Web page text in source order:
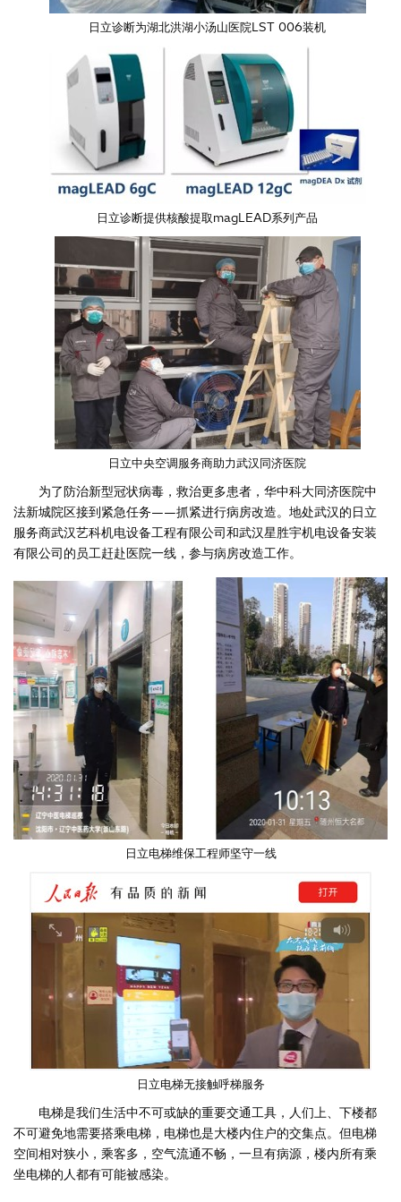
日立诊断为湖北洪湖小汤山医院LST 006装机
日立诊断提供核酸提取magLEAD系列产品
日立中央空调服务商助力武汉同济医院
为了防治新型冠状病毒，救治更多患者，华中科大同济医院中
法新城院区接到紧急任务——抓紧进行病房改造。地处武汉的日立
服务商武汉艺科机电设备工程有限公司和武汉星胜宇机电设备安装
有限公司的员工赶赴医院一线，参与病房改造工作。
日立电梯维保工程师坚守一线
日立电梯无接触呼梯服务
电梯是我们生活中不可或缺的重要交通工具，人们上、下楼都
不可避免地需要搭乘电梯，电梯也是大楼内住户的交集点。但电梯
空间相对狭小，乘客多，空气流通不畅，一旦有病源，楼内所有乘
坐电梯的人都有可能被感染。